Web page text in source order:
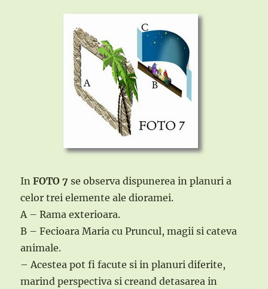
InFOTO 7 se observa dispunerea in planuri a
celor trei elemente ale dioramei.
A – Rama exterioara.
B – Fecioara Maria cu Pruncul, magii si cateva
animale.
– Acestea pot fi facute si in planuri diferite,
marind perspectiva si creand detasarea in